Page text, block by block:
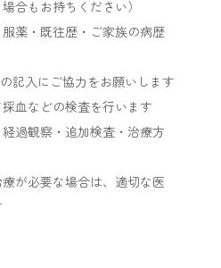
合もお持ちください）
薬・既往歴・ご家族の病歴
の記入にご協力をお願いします
血などの検査を行います
過観察・追加検査・治療方
が必要な場合は、適切な医